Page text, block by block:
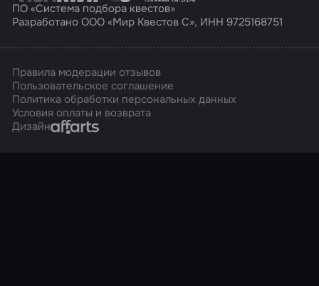
ПО «Система подбора квестов»
Разработано ООО «Мир Квестов С», ИНН 9725168751
Правила модерации отзывов
Пользовательское соглашение
Политика обработки персональных данных
Условия оплаты и возврата
ДизайнAffarts